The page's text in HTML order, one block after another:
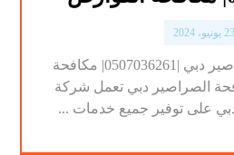
23 يونيو، 2024
شركة مكافحة الصراصير دبي |0507036261| مكافحة
الصراصير دبي تعمل شركة
على توفير جميع خدمات ...